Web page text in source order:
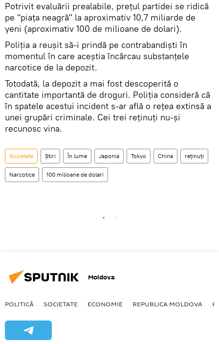
Potrivit evaluării prealabile, prețul partidei se ridică
pe "piața neagră" la aproximativ 10,7 miliarde de
yeni (aproximativ 100 de milioane de dolari).
Poliția a reușit să-i prindă pe contrabandiști în
momentul în care aceştia încărcau substanţele
narcotice de la depozit.
Totodată, la depozit a mai fost descoperită o
cantitate importantă de droguri. Poliția consideră că
în spatele acestui incident s-ar află o rețea extinsă a
unei grupări criminale. Cei trei reținuți nu-și
recunosc vina.
Societate Știri În lume Japonia Tokyo China reţinuţi
Narcotice 100 milioane de dolari
Moldova
POLITICĂ SOCIETATE ECONOMIE REPUBLICA MOLDOVA